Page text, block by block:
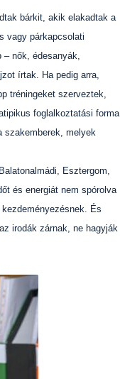
bárkit, akik elakadtak a
vagy párkapcsolati
– nők, édesanyák,
írtak. Ha pedig arra,
tréningeket szerveztek,
foglalkoztatási forma
szakemberek, melyek
Esztergom,
és energiát nem spórolva
És
irodák zárnak, ne hagyják